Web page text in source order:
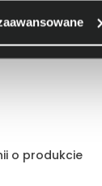
o produkcie